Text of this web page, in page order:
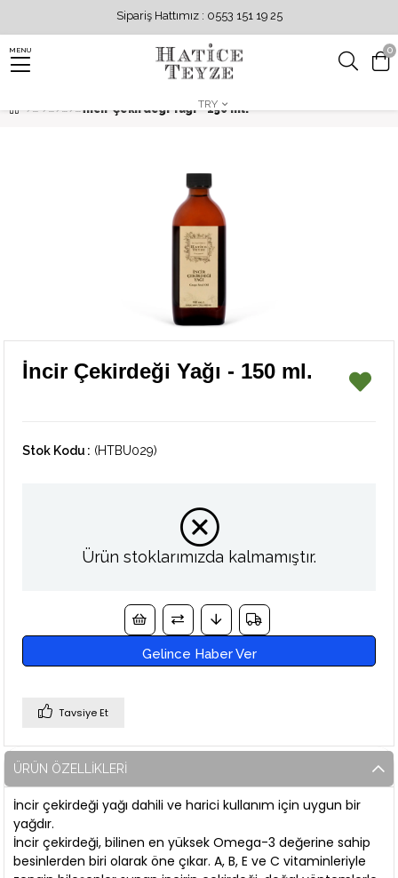
Sipariş Hattımız : 0553 151 19 25
MENU
TRY
0
İncir Çekirdeği Yağı - 150 ml.
İncir Çekirdeği Yağı - 150 ml.
(HTBU029)
Stok Kodu
Ürün stoklarımızda kalmamıştır.
Gelince Haber Ver
Tavsiye Et
ÜRÜN ÖZELLIKLERI
İncir çekirdeği yağı dahili ve harici kullanım için uygun bir
yağdır.
İncir çekirdeği, bilinen en yüksek Omega-3 değerine sahip
besinlerden biri olarak öne çıkar. A, B, E ve C vitaminleriyle